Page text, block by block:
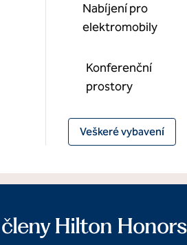
Nabíjení pro
elektromobily
Konferenční
prostory
Veškeré vybavení
Hilton Honors